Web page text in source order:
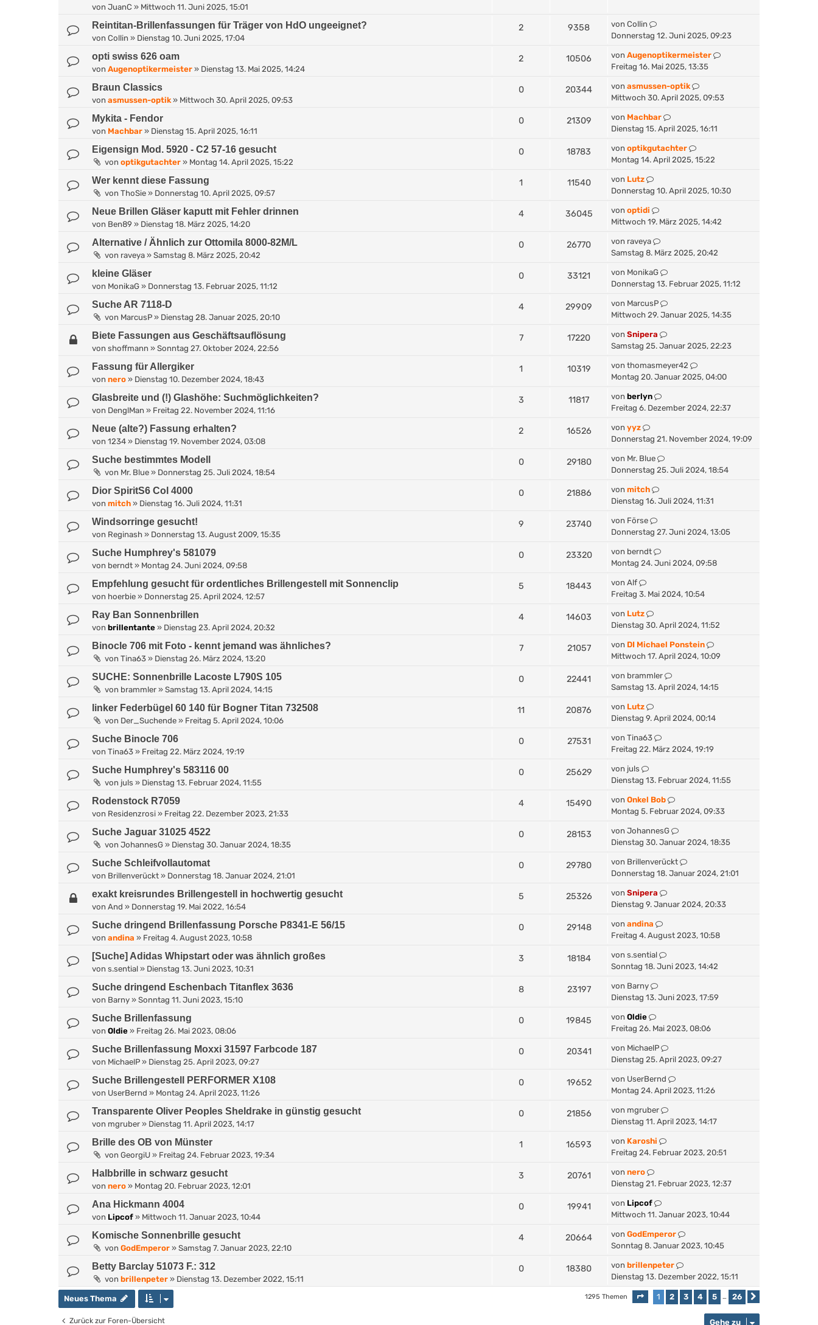
von JuanC » Mittwoch 11. Juni 2025, 15:01
Reintitan-Brillenfassungen für Träger von HdO ungeeignet?
von Collin » Dienstag 10. Juni 2025, 17:04
2 9358 von Collin
Donnerstag 12. Juni 2025, 09:23
opti swiss 626 oam
von Augenoptikermeister » Dienstag 13. Mai 2025, 14:24
2 10506 von Augenoptikermeister
Freitag 16. Mai 2025, 13:35
Braun Classics
von asmussen-optik » Mittwoch 30. April 2025, 09:53
0 20344 von asmussen-optik
Mittwoch 30. April 2025, 09:53
Mykita - Fendor
von Machbar » Dienstag 15. April 2025, 16:11
0 21309 von Machbar
Dienstag 15. April 2025, 16:11
Eigensign Mod. 5920 - C2 57-16 gesucht
von optikgutachter » Montag 14. April 2025, 15:22
0 18783 von optikgutachter
Montag 14. April 2025, 15:22
Wer kennt diese Fassung
von ThoSie » Donnerstag 10. April 2025, 09:57
1 11540 von Lutz
Donnerstag 10. April 2025, 10:30
Neue Brillen Gläser kaputt mit Fehler drinnen
von Ben89 » Dienstag 18. März 2025, 14:20
4 36045 von optidi
Mittwoch 19. März 2025, 14:42
Alternative / Ähnlich zur Ottomila 8000-82M/L
von raveya » Samstag 8. März 2025, 20:42
0 26770 von raveya
Samstag 8. März 2025, 20:42
kleine Gläser
von MonikaG » Donnerstag 13. Februar 2025, 11:12
0 33121 von MonikaG
Donnerstag 13. Februar 2025, 11:12
Suche AR 7118-D
von MarcusP » Dienstag 28. Januar 2025, 20:10
4 29909 von MarcusP
Mittwoch 29. Januar 2025, 14:35
Biete Fassungen aus Geschäftsauflösung
von shoffmann » Sonntag 27. Oktober 2024, 22:56
7 17220 von Snipera
Samstag 25. Januar 2025, 22:23
Fassung für Allergiker
von nero » Dienstag 10. Dezember 2024, 18:43
1 10319 von thomasmeyer42
Montag 20. Januar 2025, 04:00
Glasbreite und (!) Glashöhe: Suchmöglichkeiten?
von DenglMan » Freitag 22. November 2024, 11:16
3 11817 von berlyn
Freitag 6. Dezember 2024, 22:37
Neue (alte?) Fassung erhalten?
von 1234 » Dienstag 19. November 2024, 03:08
2 16526 von yyz
Donnerstag 21. November 2024, 19:09
Suche bestimmtes Modell
von Mr. Blue » Donnerstag 25. Juli 2024, 18:54
0 29180 von Mr. Blue
Donnerstag 25. Juli 2024, 18:54
Dior SpiritS6 Col 4000
von mitch » Dienstag 16. Juli 2024, 11:31
0 21886 von mitch
Dienstag 16. Juli 2024, 11:31
Windsorringe gesucht!
von Reginash » Donnerstag 13. August 2009, 15:35
9 23740 von Förse
Donnerstag 27. Juni 2024, 13:05
Suche Humphrey's 581079
von berndt » Montag 24. Juni 2024, 09:58
0 23320 von berndt
Montag 24. Juni 2024, 09:58
Empfehlung gesucht für ordentliches Brillengestell mit Sonnenclip
von hoerbie » Donnerstag 25. April 2024, 12:57
5 18443 von Alf
Freitag 3. Mai 2024, 10:54
Ray Ban Sonnenbrillen
von brillentante » Dienstag 23. April 2024, 20:32
4 14603 von Lutz
Dienstag 30. April 2024, 11:52
Binocle 706 mit Foto - kennt jemand was ähnliches?
von Tina63 » Dienstag 26. März 2024, 13:20
7 21057 von DI Michael Ponstein
Mittwoch 17. April 2024, 10:09
SUCHE: Sonnenbrille Lacoste L790S 105
von brammler » Samstag 13. April 2024, 14:15
0 22441 von brammler
Samstag 13. April 2024, 14:15
linker Federbügel 60 140 für Bogner Titan 732508
von Der_Suchende » Freitag 5. April 2024, 10:06
11 20876 von Lutz
Dienstag 9. April 2024, 00:14
Suche Binocle 706
von Tina63 » Freitag 22. März 2024, 19:19
0 27531 von Tina63
Freitag 22. März 2024, 19:19
Suche Humphrey's 583116 00
von juls » Dienstag 13. Februar 2024, 11:55
0 25629 von juls
Dienstag 13. Februar 2024, 11:55
Rodenstock R7059
von Residenzrosi » Freitag 22. Dezember 2023, 21:33
4 15490 von Onkel Bob
Montag 5. Februar 2024, 09:33
Suche Jaguar 31025 4522
von JohannesG » Dienstag 30. Januar 2024, 18:35
0 28153 von JohannesG
Dienstag 30. Januar 2024, 18:35
Suche Schleifvollautomat
von Brillenverückt » Donnerstag 18. Januar 2024, 21:01
0 29780 von Brillenverückt
Donnerstag 18. Januar 2024, 21:01
exakt kreisrundes Brillengestell in hochwertig gesucht
von And » Donnerstag 19. Mai 2022, 16:54
5 25326 von Snipera
Dienstag 9. Januar 2024, 20:33
Suche dringend Brillenfassung Porsche P8341-E 56/15
von andina » Freitag 4. August 2023, 10:58
0 29148 von andina
Freitag 4. August 2023, 10:58
[Suche] Adidas Whipstart oder was ähnlich großes
von s.sential » Dienstag 13. Juni 2023, 10:31
3 18184 von s.sential
Sonntag 18. Juni 2023, 14:42
Suche dringend Eschenbach Titanflex 3636
von Barny » Sonntag 11. Juni 2023, 15:10
8 23197 von Barny
Dienstag 13. Juni 2023, 17:59
Suche Brillenfassung
von Oldie » Freitag 26. Mai 2023, 08:06
0 19845 von Oldie
Freitag 26. Mai 2023, 08:06
Suche Brillenfassung Moxxi 31597 Farbcode 187
von MichaelP » Dienstag 25. April 2023, 09:27
0 20341 von MichaelP
Dienstag 25. April 2023, 09:27
Suche Brillengestell PERFORMER X108
von UserBernd » Montag 24. April 2023, 11:26
0 19652 von UserBernd
Montag 24. April 2023, 11:26
Transparente Oliver Peoples Sheldrake in günstig gesucht
von mgruber » Dienstag 11. April 2023, 14:17
0 21856 von mgruber
Dienstag 11. April 2023, 14:17
Brille des OB von Münster
von GeorgiU » Freitag 24. Februar 2023, 19:34
1 16593 von Karoshi
Freitag 24. Februar 2023, 20:51
Halbbrille in schwarz gesucht
von nero » Montag 20. Februar 2023, 12:01
3 20761 von nero
Dienstag 21. Februar 2023, 12:37
Ana Hickmann 4004
von Lipcof » Mittwoch 11. Januar 2023, 10:44
0 19941 von Lipcof
Mittwoch 11. Januar 2023, 10:44
Komische Sonnenbrille gesucht
von GodEmperor » Samstag 7. Januar 2023, 22:10
4 20664 von GodEmperor
Sonntag 8. Januar 2023, 10:45
Betty Barclay 51073 F.: 312
von brillenpeter » Dienstag 13. Dezember 2022, 15:11
0 18380 von brillenpeter
Dienstag 13. Dezember 2022, 15:11
Neues Thema 1295 Themen Seite 1von 26
1 2 3 4 5 … 26
Zurück zur Foren-Übersicht Gehe zu